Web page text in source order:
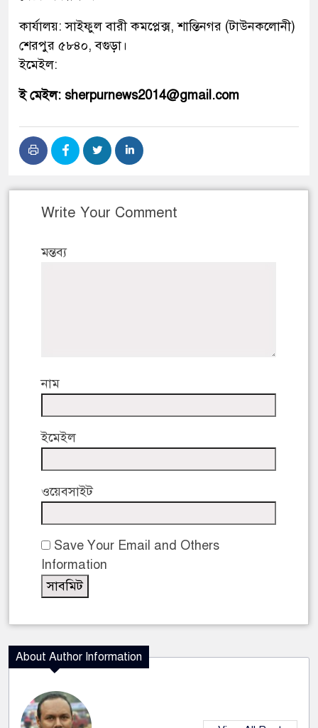
কার্যালয়: সাইফুল বারী কমপ্লেক্স, শান্তিনগর (টাউনকলোনী)
শেরপুর ৫৮৪০, বগুড়া।
ইমেইল:
ই মেইল: sherpurnews2014@gmail.com
Write Your Comment
মন্তব্য
নাম
ইমেইল
ওয়েবসাইট
Save Your Email and Others
Information
About Author Information